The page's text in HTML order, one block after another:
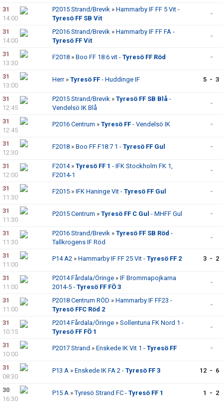
31
14:00
P2015 Strand/Brevik » Hammarby IF FF 5 Vit -
Tyresö FF SB Vit
-
31
14:00
P2016 Strand/Brevik » Hammarby IF FF FA -
Tyresö FF Vit
-
31
13:30
F2018 » Boo FF 18:6 vit - Tyresö FF Röd -
31
13:00
Herr» Tyresö FF - Huddinge IF 5 - 3
31
12:45
P2015 Strand/Brevik » Tyresö FF SB Blå -
Vendelsö IK Blå
-
31
12:45
P2016 Centrum » Tyresö FF - Vendelsö IK -
31
12:30
F2018 » Boo FF F18:7 1 - Tyresö FF Gul -
31
12:00
F2014» Tyresö FF 1 - IFK Stockholm FK 1,
F2014-1
-
31
11:30
F2015 » IFK Haninge Vit - Tyresö FF Gul -
31
11:30
P2015 Centrum » Tyresö FF C Gul - MHFF Gul -
31
11:30
P2016 Strand/Brevik » Tyresö FF SB Röd -
Tallkrogens IF Röd
-
31
11:00
P14 A2 » Hammarby IF FF 25 Vit - Tyresö FF 2 3 - 2
31
11:00
P2014 Fårdala/Öringe » IF Brommapojkarna
2014-5 - Tyresö FF FÖ 3
-
31
11:00
P2018 Centrum RÖD » Hammarby IF FF23 -
Tyresö FFC Röd 2
-
31
10:15
P2014 Fårdala/Öringe » Sollentuna FK Nord 1 -
Tyresö FF FÖ 1
-
31
10:00
P2017 Strand » Enskede IK Vit 1 - Tyresö FF -
31
08:30
P13 A » Enskede IK FA 2 - Tyresö FF 3 12 - 6
30
16:30
P15 A »Tyresö Strand FC - Tyresö FF 1 1 - 2